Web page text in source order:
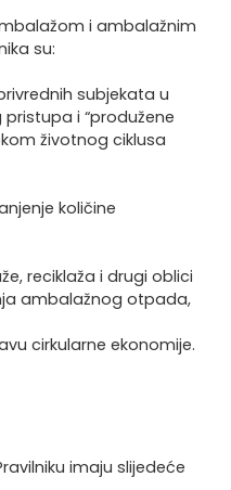
i ambalažnim
su:
subjekata u
i “produžene
životnog ciklusa
količine
reciklaža i drugi oblici
ambalažnog otpada,
cirkularne ekonomije.
imaju slijedeće